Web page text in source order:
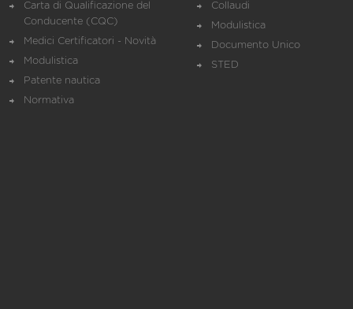
Carta di Qualificazione del
Conducente (CQC)
Medici Certificatori - Novità
Modulistica
Patente nautica
Normativa
Collaudi
Modulistica
Documento Unico
STED